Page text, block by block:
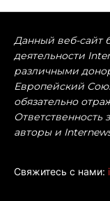
Данный веб-сайт
деятельности
различными
Европейский
обязательно
Ответственность
авторы и
Свяжитесь с нами: